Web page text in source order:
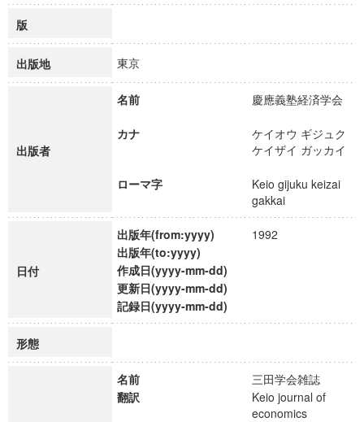
版
出版地 東京
出版者
名前 慶應義塾経済学会
カナ
ケイオウ ギジュク
ケイザイ ガッカイ
ローマ字
Keio gijuku keizai
gakkai
日付
出版年(from:yyyy)
1992
出版年(to:yyyy)
作成日(yyyy-mm-dd)
更新日(yyyy-mm-dd)
記録日(yyyy-mm-dd)
形態
名前
三田学会雑誌
翻訳
Keio journal of
economics